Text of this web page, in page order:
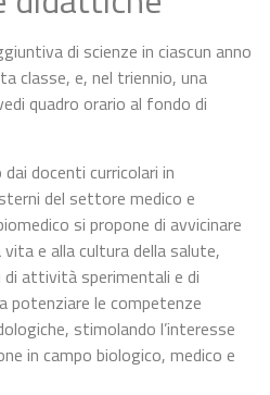
di scienze in ciascun anno
classe, e, nel triennio, una
quadro orario al fondo di
docenti curricolari in
del settore medico e
si propone di avvicinare
e alla cultura della salute,
attività sperimentali e di
potenziare le competenze
stimolando l’interesse
in campo biologico, medico e